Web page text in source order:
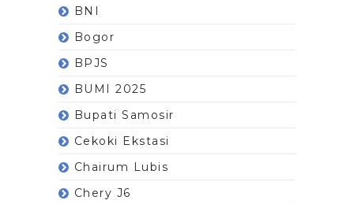
BNI
Bogor
BPJS
BUMI 2025
Bupati Samosir
Cekoki Ekstasi
Chairum Lubis
Chery J6